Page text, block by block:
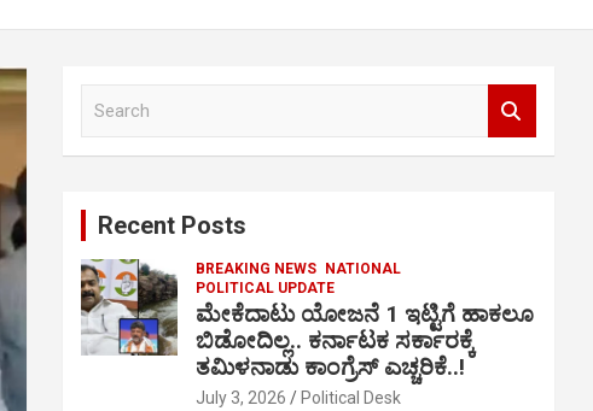
Recent Posts
BREAKING NEWS
NATIONAL
POLITICAL UPDATE
ಮೇಕೆದಾಟು ಯೋಜನೆ 1 ಇಟ್ಟಿಗೆ ಹಾಕಲೂ
ಬಿಡೋದಿಲ್ಲ.. ಕರ್ನಾಟಕ ಸರ್ಕಾರಕ್ಕೆ
ತಮಿಳನಾಡು ಕಾಂಗ್ರೆಸ್ ಎಚ್ಚರಿಕೆ..!
July 3, 2026 Political Desk